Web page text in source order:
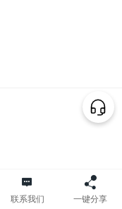
联系我们 一键分享